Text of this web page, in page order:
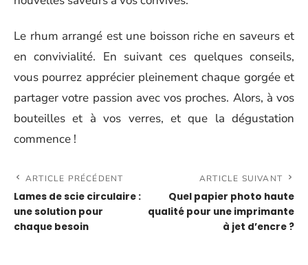
Le rhum arrangé est une boisson riche en saveurs et
en convivialité. En suivant ces quelques conseils,
vous pourrez apprécier pleinement chaque gorgée et
partager votre passion avec vos proches. Alors, à vos
bouteilles et à vos verres, et que la dégustation
commence !
ARTICLE PRÉCÉDENT
Lames de scie circulaire :
une solution pour
chaque besoin
ARTICLE SUIVANT
Quel papier photo haute
qualité pour une imprimante
à jet d’encre ?